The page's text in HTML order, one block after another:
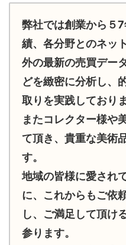
弊社では創業から５
績、各分野とのネッ
外の最新の売買デー
どを緻密に分析し、
取りを実践しておりま
またコレクター様や
て頂き、貴重な美術
す。
地域の皆様に愛され
に、これからもご依
し、ご満足して頂け
参ります。